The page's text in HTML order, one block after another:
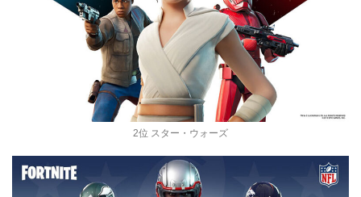
2位 スター・ウォーズ